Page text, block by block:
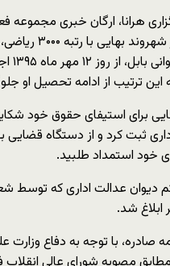
هرانا، ارگان خبری مجموعه
ایران، حنان حر
این ترتیب از ادامه تحصیل او
ثبت کرد و از دستگاه قضایی
خود استمداد طلبید.
ابلاغ شد.
صادره، با توجه به دفاع